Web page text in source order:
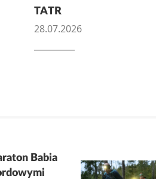
TATR
28.07.2026
Babia